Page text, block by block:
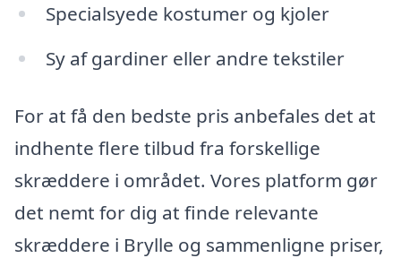
Specialsyede kostumer og kjoler
Sy af gardiner eller andre tekstiler
For at få den bedste pris anbefales det at
indhente flere tilbud fra forskellige
skræddere i området. Vores platform gør
det nemt for dig at finde relevante
skræddere i Brylle og sammenligne priser,